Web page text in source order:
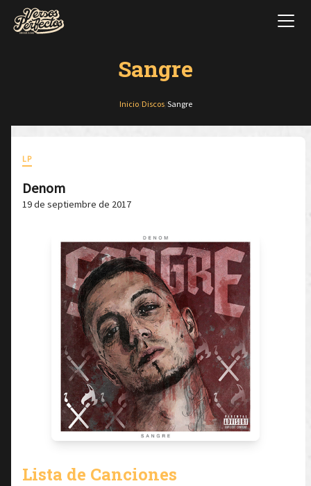
Sangre
Inicio/ Discos/ Sangre
LP
Denom
19 de septiembre de 2017
Lista de Canciones